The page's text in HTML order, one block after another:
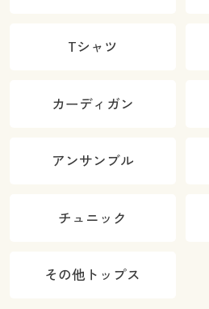
Tシャツ
カーディガン
アンサンブル
チュニック
その他トップス